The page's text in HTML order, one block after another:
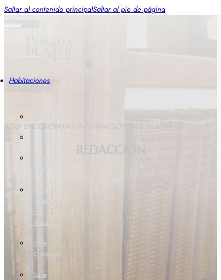
Saltar al contenido principalSaltar al pie de página
Reservar
Habitaciones
Doble
Individual
Junior
Suite
Junior
Suite
con
Terraza
Suite
Carabela
Suite
AQUI ENCONTRARAS INFORMACIÓN QUE TE SERÁ ÚTIL
REDACCIÓN